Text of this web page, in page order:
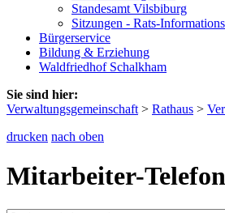
Standesamt Vilsbiburg
Sitzungen - Rats-
Bürgerservice
Bildung & Erziehung
Waldfriedhof Schalkham
Sie sind hier:
Verwaltungsgemeinschaft > Rathaus >
drucken nach oben
Mitarbeiter-